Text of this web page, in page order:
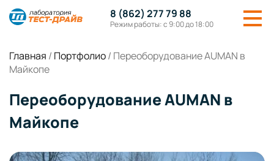
8 (862) 277 79 88
Режим работы: с 9:00 до 18:00
Главная / Портфолио/ Переоборудование AUMAN в
Майкопе
Переоборудование AUMAN в
Майкопе